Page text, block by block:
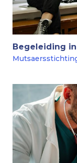
Begeleiding